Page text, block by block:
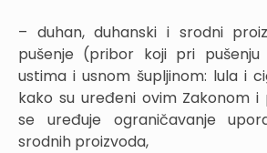
– duhan, duhanski i srodni
pušenje (pribor koji pri
ustima i usnom šupljinom: lula i
kako su uređeni ovim Zakonom i
se uređuje ograničavanje
srodnih proizvoda,